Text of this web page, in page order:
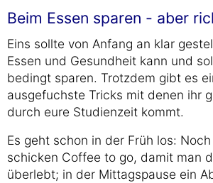
Beim Essen sparen - aber
Eins sollte von Anfang an klar
Essen und Gesundheit kann und
bedingt sparen. Trotzdem gibt es
ausgefuchste Tricks mit denen ihr
durch eure Studienzeit kommt.
Es geht schon in der Früh los:
schicken Coffee to go, damit man
überlebt; in der Mittagspause ein